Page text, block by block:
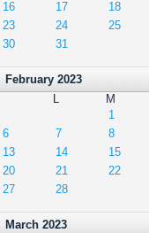
16
17 18
23
24 25
30
31
February 2023
L
M
1
6
7 8
13
14 15
20
21 22
27
28
March 2023